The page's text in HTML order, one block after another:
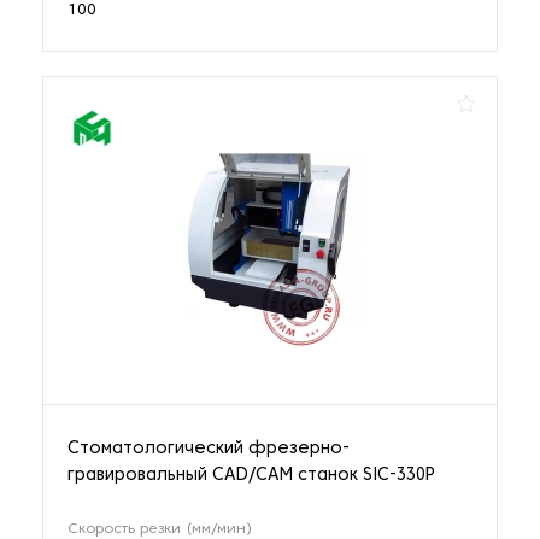
100
Стоматологический фрезерно-
гравировальный CAD/CAM станок SIC-330P
Скорость резки (мм/мин)